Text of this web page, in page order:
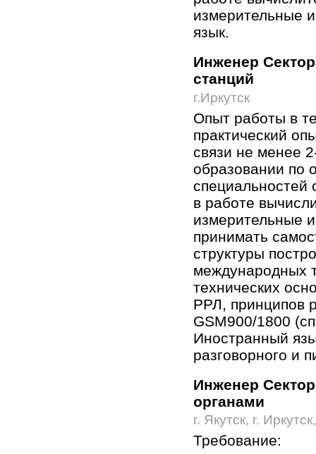
измерительные
язык.
Инженер
станций
г.Иркутск
Опыт работы в
практический
связи не менее
образовании по
специальностей
в работе
измерительные
принимать
структуры
международных
технических
РРЛ, принципов
GSM900/1800
Иностранный
разговорного и
Инженер
органами
г. Якутск, г.
Требование: